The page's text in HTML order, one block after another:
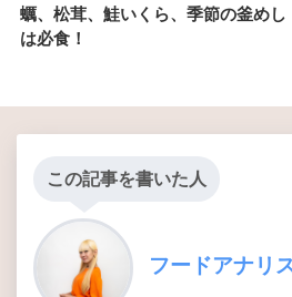
蠣、松茸、鮭いくら、季節の釜めし
は必食！
この記事を書いた人
フードアナリ